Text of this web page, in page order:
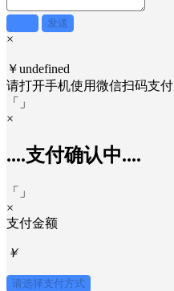
发送
×
￥undefined
请打开手机使用微信扫码支付
「
」
×
....支付确认中....
「
」
×
支付金额
￥
请选择支付方式